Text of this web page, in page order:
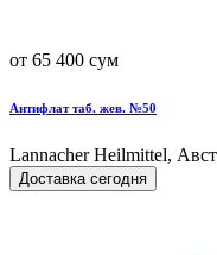
от 65 400 сум
Антифлат таб. жев. №50
Lannacher Heilmittel,
Доставка сегодня